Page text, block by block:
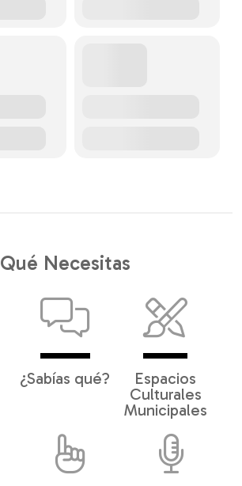
Qué Necesitas
¿Sabías qué?
Espacios
Culturales
Municipales